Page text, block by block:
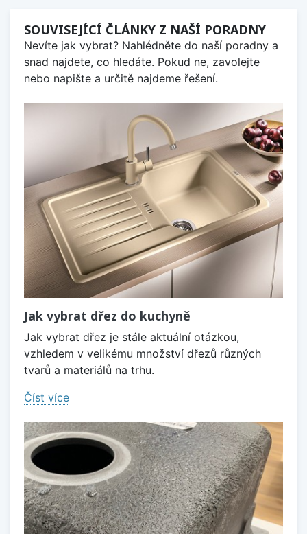
SOUVISEJÍCÍ ČLÁNKY Z NAŠÍ PORADNY
Nevíte jak vybrat? Nahlédněte do naší poradny a
snad najdete, co hledáte. Pokud ne, zavolejte
nebo napište a určitě najdeme řešení.
Jak vybrat dřez do kuchyně
Jak vybrat dřez je stále aktuální otázkou,
vzhledem v velikému množství dřezů různých
tvarů a materiálů na trhu.
Číst více